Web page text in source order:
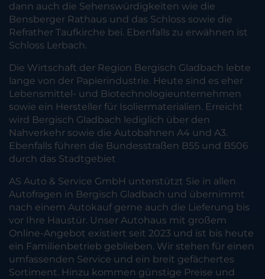
dann auch die Sehenswürdigkeiten wie die
Bensberger Rathaus und das Schloss sowie die
Refrather Taufkirche bei. Ebenfalls zu erwähnen ist
Schloss Lerbach.
Die Wirtschaft der Region Bergisch Gladbach lebte
lange von der Papierindustrie. Heute sind es eher
Lebensmittel- und Biotechnologieunternehmen
sowie ein Hersteller für Isoliermaterialien. Erreicht
wird Bergisch Gladbach lediglich über den
Nahverkehr sowie die Autobahnen A4 und A3.
Ebenfalls führen die Bundesstraßen B55 und B506
durch das Stadtgebiet
AS Auto & Service GmbH unterstützt Sie in allen
Autofragen in Bergisch Gladbach und übernimmt
nach einem Autokauf gerne auch die Lieferung bis
vor Ihre Haustür. Unser Autohaus mit großem
Online-Angebot existiert seit 2023 und ist bis heute
ein Familienbetrieb geblieben. Wir stehen für einen
umfassenden Service und ein breit gefächertes
Sortiment. Hinzu kommen günstige Preise und